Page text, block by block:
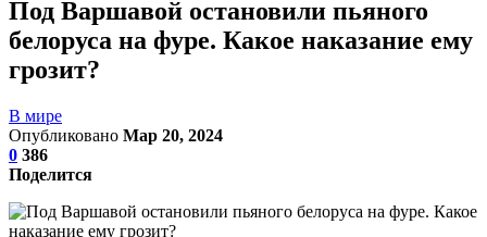
Под Варшавой остановили пьяного
белоруса на фуре. Какое наказание ему
грозит?
В мире
Опубликовано Мар 20, 2024
0 386
Поделится